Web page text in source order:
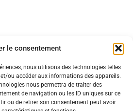
le consentement
nous utilisons des technologies telles
ou accéder aux informations des appareils.
nous permettra de traiter des
de navigation ou les ID uniques sur ce
ou de retirer son consentement peut avoir
Politiques
Politique de confidentialité
Nos conditions de vente et livraison